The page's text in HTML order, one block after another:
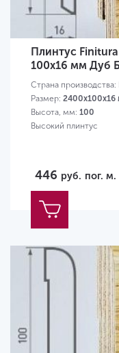
Плинтус
100х16 мм Дуб
Страна производства:
Размер:
Высота, мм: 100
Высокий плинтус
446 руб. пог. м.